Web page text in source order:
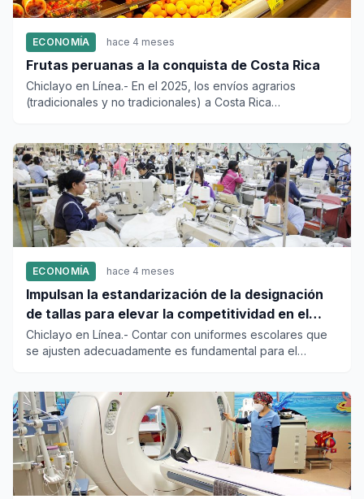
ECONOMÍA hace 4 meses
Frutas peruanas a la conquista de Costa Rica
Chiclayo en Línea.- En el 2025, los envíos agrarios
(tradicionales y no tradicionales) a Costa Rica
ECONOMÍA hace 4 meses
Impulsan la estandarización de la designación
de tallas para elevar la competitividad en el
sector textil
Chiclayo en Línea.- Contar con uniformes escolares que
se ajusten adecuadamente es fundamental para el